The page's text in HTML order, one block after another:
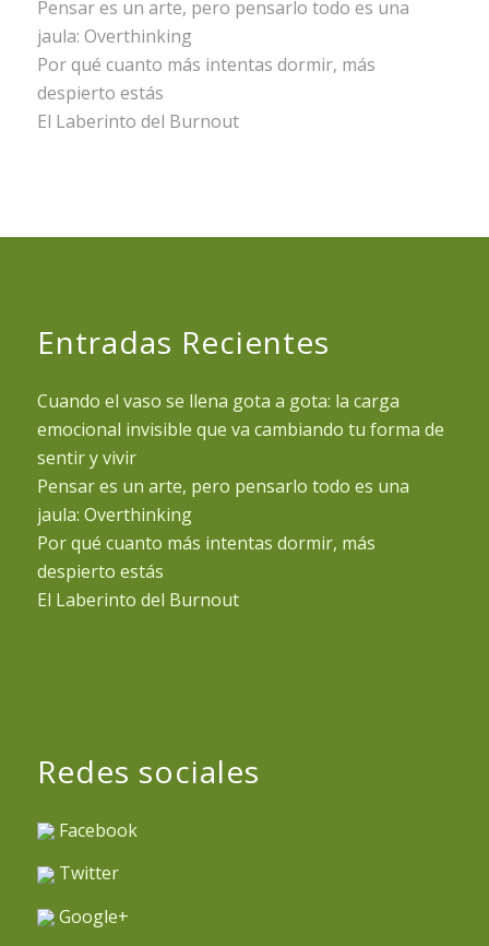
Pensar es un arte, pero pensarlo todo es una
jaula: Overthinking
Por qué cuanto más intentas dormir, más
despierto estás
El Laberinto del Burnout
Entradas Recientes
Cuando el vaso se llena gota a gota: la carga
emocional invisible que va cambiando tu forma de
sentir y vivir
Pensar es un arte, pero pensarlo todo es una
jaula: Overthinking
Por qué cuanto más intentas dormir, más
despierto estás
El Laberinto del Burnout
Redes sociales
Facebook
Twitter
Google+